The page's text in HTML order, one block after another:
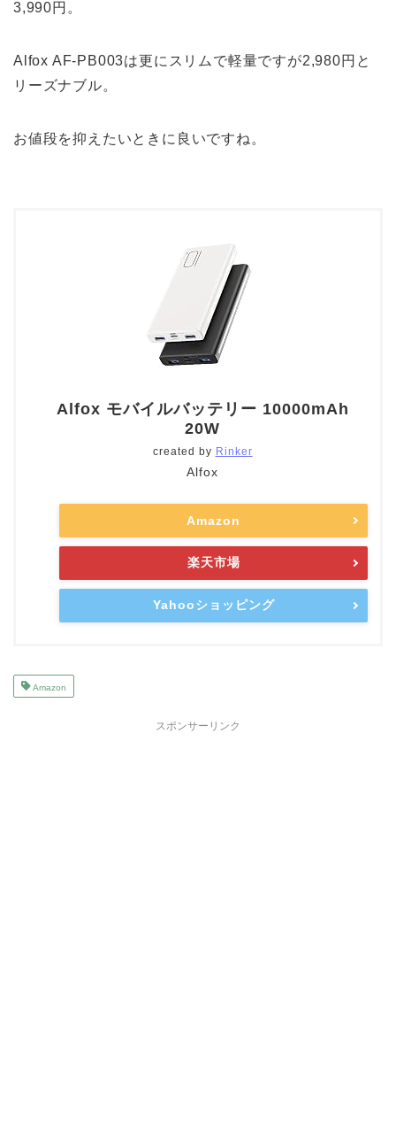
3,990円。
Alfox AF-PB003は更にスリムで軽量ですが2,980円と
リーズナブル。
お値段を抑えたいときに良いですね。
Alfox モバイルバッテリー 10000mAh
20W
created by Rinker
Alfox
Amazon
楽天市場
Yahooショッピング
Amazon
スポンサーリンク